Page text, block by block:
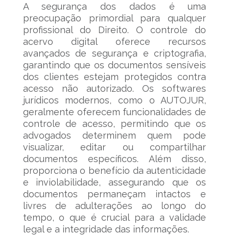
A segurança dos dados é uma
preocupação primordial para qualquer
profissional do Direito. O controle do
acervo digital oferece recursos
avançados de segurança e criptografia,
garantindo que os documentos sensíveis
dos clientes estejam protegidos contra
acesso não autorizado. Os softwares
jurídicos modernos, como o AUTOJUR,
geralmente oferecem funcionalidades de
controle de acesso, permitindo que os
advogados determinem quem pode
visualizar, editar ou compartilhar
documentos específicos. Além disso,
proporciona o benefício da autenticidade
e inviolabilidade, assegurando que os
documentos permaneçam intactos e
livres de adulterações ao longo do
tempo, o que é crucial para a validade
legal e a integridade das informações.